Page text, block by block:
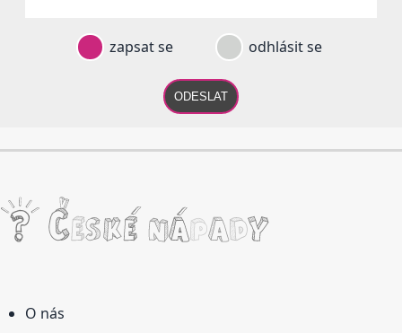
zapsat se odhlásit se
ODESLAT
O nás